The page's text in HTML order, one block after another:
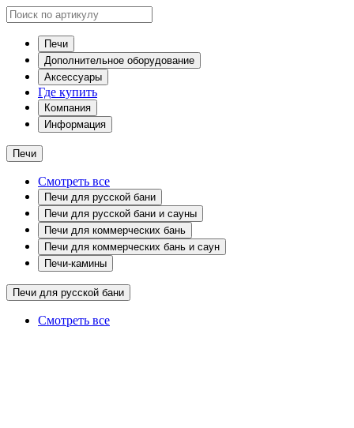
Печи
Дополнительное оборудование
Аксессуары
Где купить
Компания
Информация
Печи
Смотреть все
Печи для русской бани
Печи для русской бани и сауны
Печи для коммерческих бань
Печи для коммерческих бань и саун
Печи-камины
Печи для русской бани
Смотреть все